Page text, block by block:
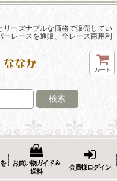
ーズナブルな価格で販売してい
レースを通販、全レース商用利
カート
検索
お買い物ガイド＆
送料
会員様ログイン